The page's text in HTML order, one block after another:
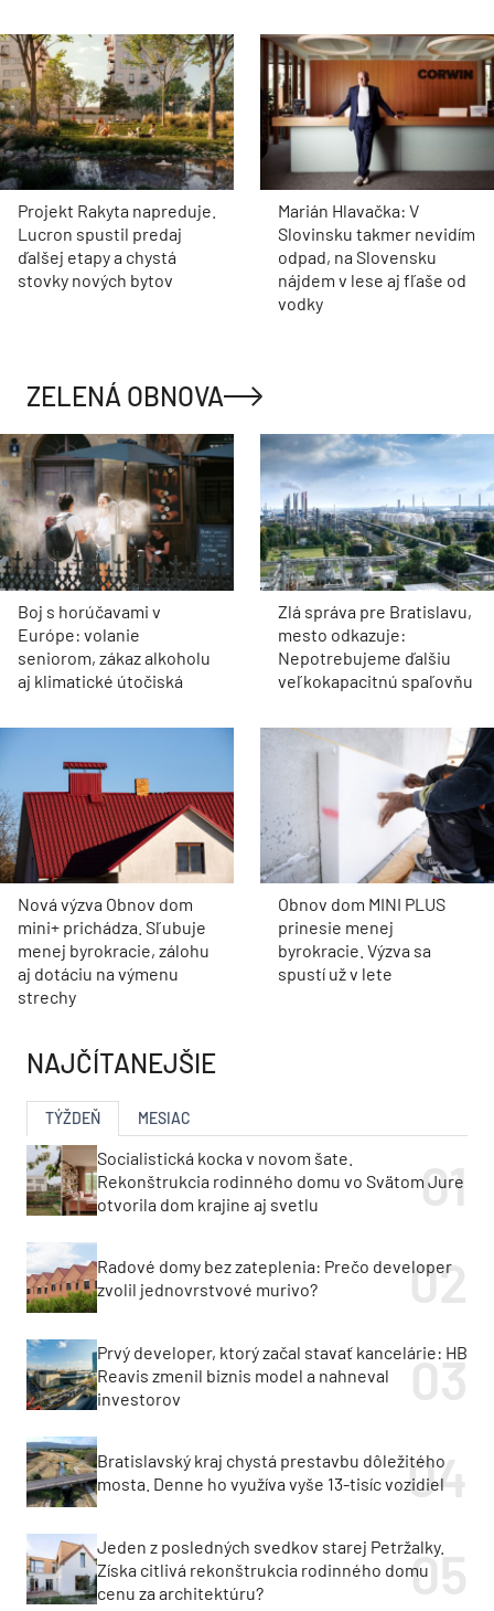
Projekt Rakyta napreduje.
Lucron spustil predaj
ďalšej etapy a chystá
stovky nových bytov
Marián Hlavačka: V
Slovinsku takmer nevidím
odpad, na Slovensku
nájdem v lese aj fľaše od
vodky
ZELENÁ OBNOVA
Boj s horúčavami v
Európe: volanie
seniorom, zákaz alkoholu
aj klimatické útočiská
Zlá správa pre Bratislavu,
mesto odkazuje:
Nepotrebujeme ďalšiu
veľkokapacitnú spaľovňu
Nová výzva Obnov dom
mini+ prichádza. Sľubuje
menej byrokracie, zálohu
aj dotáciu na výmenu
strechy
Obnov dom MINI PLUS
prinesie menej
byrokracie. Výzva sa
spustí už v lete
NAJČÍTANEJŠIE
TÝŽDEŇ MESIAC
Socialistická kocka v novom šate.
Rekonštrukcia rodinného domu vo Svätom Jure
otvorila dom krajine aj svetlu
Radové domy bez zateplenia: Prečo developer
zvolil jednovrstvové murivo?
Prvý developer, ktorý začal stavať kancelárie: HB
Reavis zmenil biznis model a nahneval
investorov
Bratislavský kraj chystá prestavbu dôležitého
mosta. Denne ho využíva vyše 13-tisíc vozidiel
Jeden z posledných svedkov starej Petržalky.
Získa citlivá rekonštrukcia rodinného domu
cenu za architektúru?